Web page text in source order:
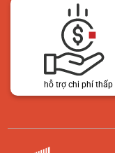
hỗ trợ chi phí thấp